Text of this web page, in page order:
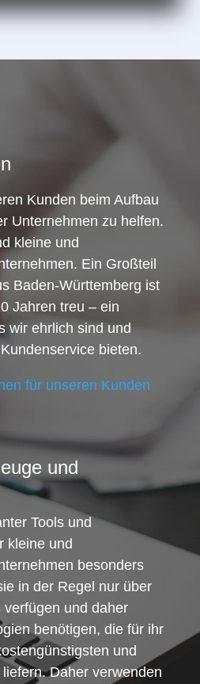
Kunden beim Aufbau
Unternehmen zu helfen.
kleine und
Ein Großteil
Baden-Württemberg ist
Jahren treu – ein
wir ehrlich sind und
bieten.
für unseren Kunden
und
Tools und
kleine und
besonders
in der Regel nur über
und daher
benötigen, die für ihr
und
Daher verwenden